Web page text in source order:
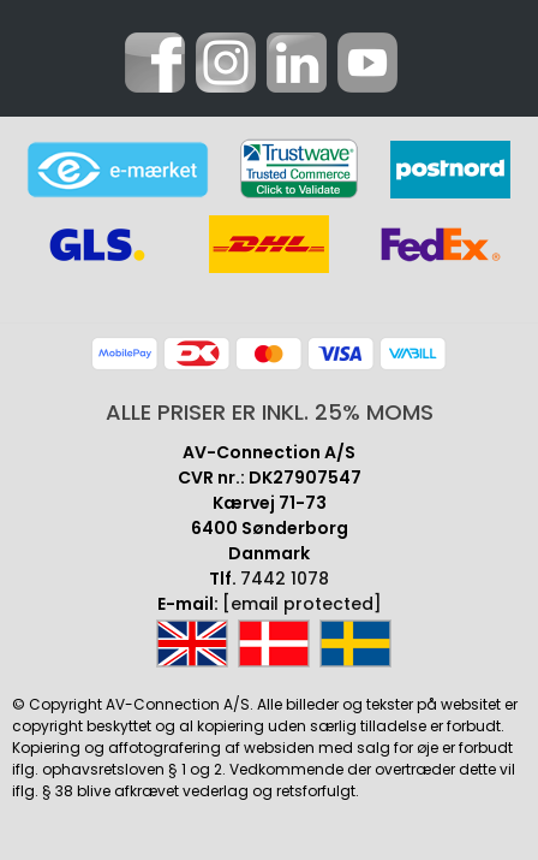
ALLE PRISER ER INKL. 25% MOMS
AV-Connection A/S
CVR nr.: DK27907547
Kærvej 71-73
6400 Sønderborg
Danmark
Tlf. 7442 1078
E-mail: [email protected]
© Copyright AV-Connection A/S. Alle billeder og tekster på websitet er
copyright beskyttet og al kopiering uden særlig tilladelse er forbudt.
Kopiering og affotografering af websiden med salg for øje er forbudt
iflg. ophavsretsloven § 1 og 2. Vedkommende der overtræder dette vil
iflg. § 38 blive afkrævet vederlag og retsforfulgt.